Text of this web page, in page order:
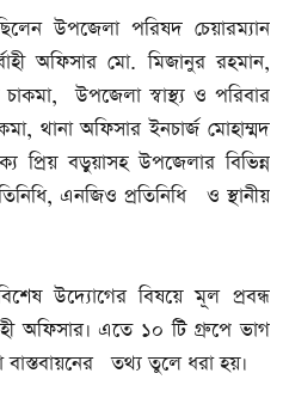
উপজেলা পরিষদ চেয়ারম্যান
অফিসার মো. মিজানুর রহমান,
উপজেলা স্বাস্থ্য ও পরিবার
থানা অফিসার ইনচার্জ মোহাম্মদ
প্রিয় বড়ুয়াসহ উপজেলার বিভিন্ন
এনজিও প্রতিনিধি ও স্থানীয়
বিশেষ উদ্যোগের বিষয়ে মূল প্রবন্ধ
অফিসার। এতে ১০ টি গ্রুপে ভাগ
বাস্তবায়নের তথ্য তুলে ধরা হয়।